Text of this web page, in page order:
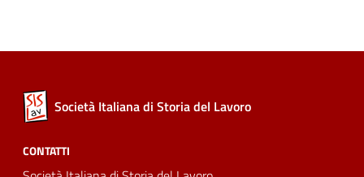
Società Italiana di Storia del Lavoro
CONTATTI